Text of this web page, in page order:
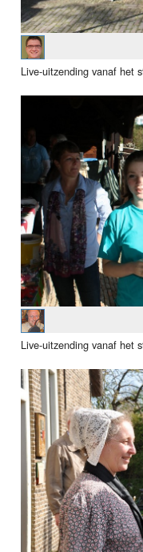
Live-uitzending vanaf het
Live-uitzending vanaf het